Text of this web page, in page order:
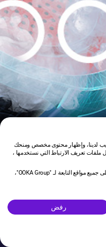
is under
لدينا، وإظهار محتوى مخصص ومنحك
ملفات تعريف الارتباط التي نستخدمها ،
تطبق موافقتك وسياسة ملفات تعريف الارتباط على جميع مواقع التابعة لـ "OOKA Group"،
رفض